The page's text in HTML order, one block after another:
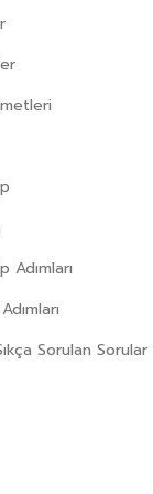
Adımları
Sorulan Sorular